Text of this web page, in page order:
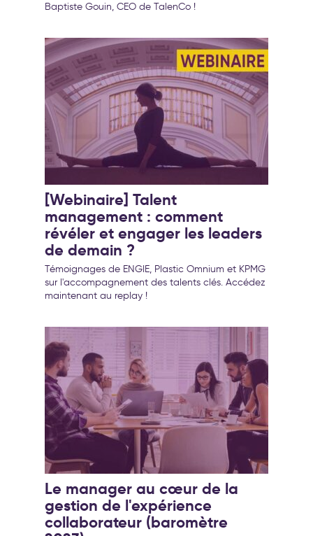
Baptiste Gouin, CEO de TalenCo !
[Webinaire] Talent
management : comment
révéler et engager les leaders
de demain ?
Témoignages de ENGIE, Plastic Omnium et KPMG
sur l'accompagnement des talents clés. Accédez
maintenant au replay !
Le manager au cœur de la
gestion de l'expérience
collaborateur (baromètre